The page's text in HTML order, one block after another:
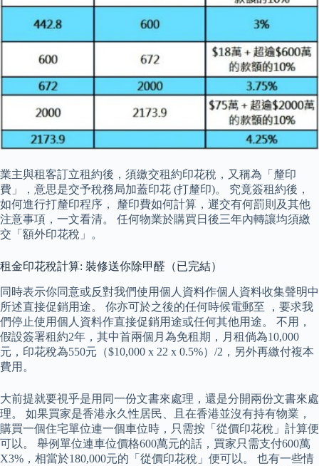
業主與租客訂立租約後，須繳交租約印花稅，又稱為「釐印
費」，意思是交予稅務局加蓋印花 (打釐印)。 究竟簽租約後，
如何進行打釐印程序， 釐印費如何計算，遲交有何罰則及其他
注意事項，一文看清。 任何物業於購買日後三年內轉讓均須繳
交「額外印花稅」。
租金印花稅計算: 裝修送你除甲醛（已完結）
同時表示你同意或反對我們使用個人資料作個人資料收集聲明中
所述直接促銷用途。 你亦可於之後的任何時候電郵至 ，要求我
們停止使用個人資料作直接促銷用途或任何其他用途。 不用，
假設簽署租約2年，其中首兩個月為免租期，月租倘為10,000
元，印花稅為550元（$10,000 x 22 x 0.5%）/2，另外再繳付複本
費用。
大前提就要視乎是用同一份文書來處理，還是分開兩份文書來處
理。 如果買家是香港永久性居民、且在香港並沒有持有物業，
購買一個住宅單位連一個車位時，只需按「從價印花稅」計算便
可以。 舉例單位連車位價格600萬元的話，買家只需支付600萬
X3%，相當於180,000元的「從價印花稅」便可以。 也有一些情